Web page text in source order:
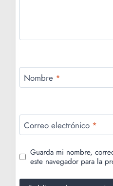
Nombre *
Correo electrónico *
Guarda mi nombre,
este navegador para la